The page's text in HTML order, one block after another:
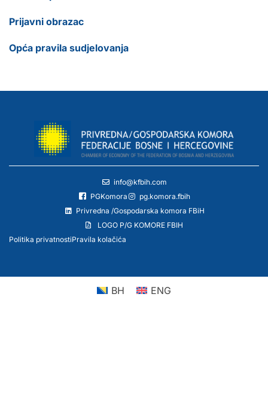
Prijavni obrazac
Opća pravila sudjelovanja
info@kfbih.com
PGKomora
pg.komora.fbih
Privredna /Gospodarska komora FBiH
LOGO P/G KOMORE FBIH
Politika privatnostiPravila kolačića
BH ENG